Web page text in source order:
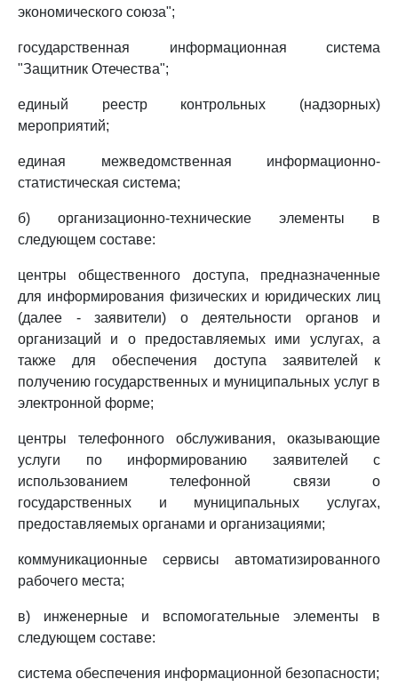
экономического союза";
государственная информационная система
"Защитник Отечества";
единый реестр контрольных (надзорных)
мероприятий;
единая межведомственная информационно-
статистическая система;
б) организационно-технические элементы в
следующем составе:
центры общественного доступа, предназначенные
для информирования физических и юридических лиц
(далее - заявители) о деятельности органов и
организаций и о предоставляемых ими услугах, а
также для обеспечения доступа заявителей к
получению государственных и муниципальных услуг в
электронной форме;
центры телефонного обслуживания, оказывающие
услуги по информированию заявителей с
использованием телефонной связи о
государственных и муниципальных услугах,
предоставляемых органами и организациями;
коммуникационные сервисы автоматизированного
рабочего места;
в) инженерные и вспомогательные элементы в
следующем составе:
система обеспечения информационной безопасности;